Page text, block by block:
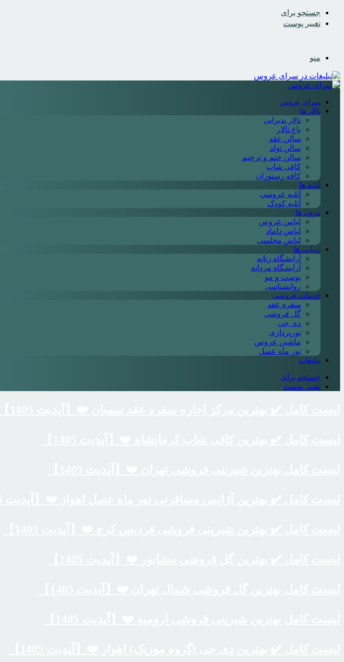
جستجو برای
تغییر پوست
منو
سرای عروس
تالار ها
تالار پذیرایی
باغ تالار
سالن عقد
سالن تولد
سالن ختم و ترحیم
کافی شاپ
کافه رستوران
آتلیه ها
آتلیه عروسی
آتلیه کودک
مزون ها
لباس عروس
لباس داماد
لباس مجلسی
زیبایی ها
آرایشگاه زنانه
آرایشگاه مردانه
پوست و مو
روانشناسی
خدمات عروسی
سفره عقد
گل فروشی
دی جی
نورپردازی
ماشین عروس
تور ماه عسل
تبلیغات
جستجو برای
تغییر پوست